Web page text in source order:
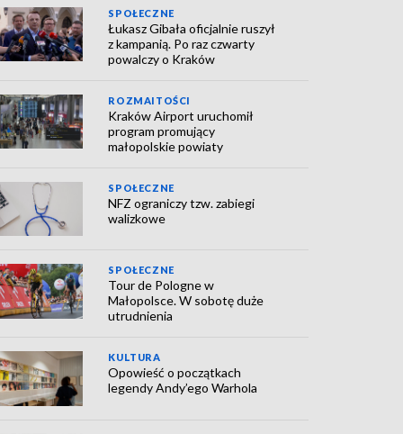
SPOŁECZNE
Łukasz Gibała oficjalnie ruszył
z kampanią. Po raz czwarty
powalczy o Kraków
ROZMAITOŚCI
Kraków Airport uruchomił
program promujący
małopolskie powiaty
SPOŁECZNE
NFZ ograniczy tzw. zabiegi
walizkowe
SPOŁECZNE
Tour de Pologne w
Małopolsce. W sobotę duże
utrudnienia
KULTURA
Opowieść o początkach
legendy Andy’ego Warhola